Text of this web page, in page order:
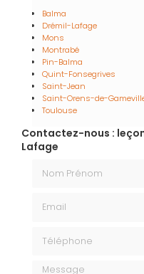
Balma
Drémil-Lafage
Mons
Montrabé
Pin-Balma
Quint-Fonsegrives
Saint-Jean
Saint-Orens-de-
Toulouse
Contactez-nous :
Lafage
Message